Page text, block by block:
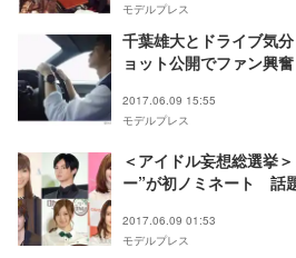
モデルプレス
千葉雄大とドライブ気
ョット公開でファン興奮
2017.06.09 15:55
モデルプレス
＜アイドル妄想総選挙
ー”が初ノミネート 話
2017.06.09 01:53
モデルプレス